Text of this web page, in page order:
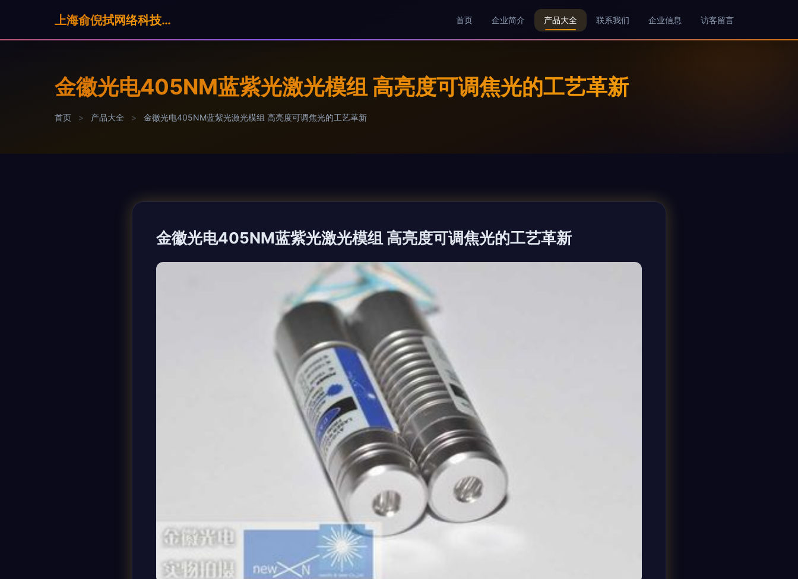
上海俞倪拭网络科技有限公司 首页 企业简介 产品大全 联系我们 企业信息 访客留言
金徽光电405NM蓝紫光激光模组 高亮度可调焦光的工艺革新
首页 > 产品大全 > 金徽光电405NM蓝紫光激光模组 高亮度可调焦光的工艺革新
金徽光电405NM蓝紫光激光模组 高亮度可调焦光的工艺革新